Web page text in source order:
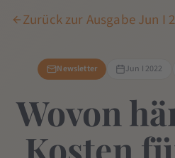
Zurück zur Ausgabe Jun I
Newsletter Jun I 2022
Wovon
Kosten